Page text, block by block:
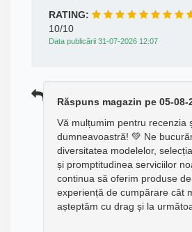
RATING:
10/10
Data publicării 31-07-2026 12:07
Răspuns magazin pe 05-08-
Vă mulțumim pentru recenzia
dumneavoastră! 💚 Ne
diversitatea modelelor,
și promptitudinea serviciilor
continua să oferim produse
experiență de cumpărare cât
așteptăm cu drag și la